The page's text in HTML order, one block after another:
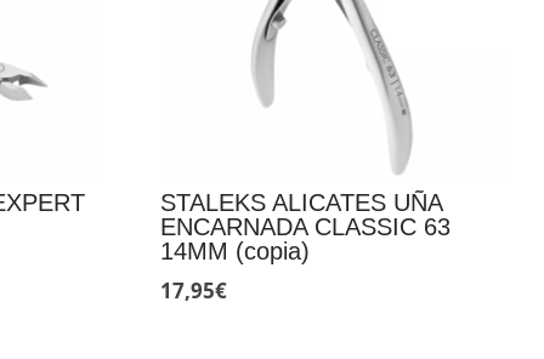
STALEKS ALICATES UÑA
ENCARNADA CLASSIC 63
14MM (copia)
17,95€